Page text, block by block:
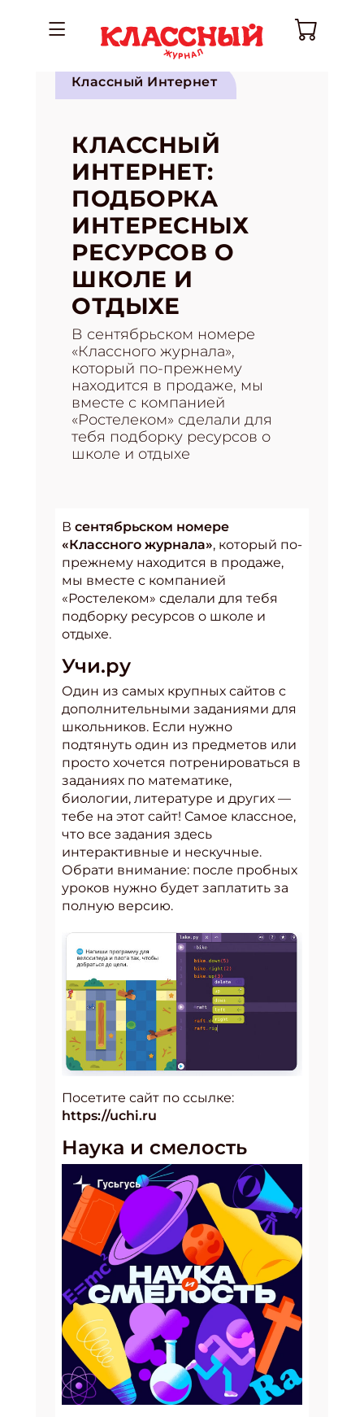
Классный Интернет
КЛАССНЫЙ
ИНТЕРНЕТ:
ПОДБОРКА
ИНТЕРЕСНЫХ
РЕСУРСОВ О
ШКОЛЕ И
ОТДЫХЕ
В сентябрьском номере
«Классного журнала»,
который по-прежнему
находится в продаже, мы
вместе с компанией
«Ростелеком» сделали для
тебя подборку ресурсов о
школе и отдыхе
В сентябрьском номере
«Классного журнала», который по-
прежнему находится в продаже,
мы вместе с компанией
«Ростелеком» сделали для тебя
подборку ресурсов о школе и
отдыхе.
Учи.ру
Один из самых крупных сайтов с
дополнительными заданиями для
школьников. Если нужно
подтянуть один из предметов или
просто хочется потренироваться в
заданиях по математике,
биологии, литературе и других —
тебе на этот сайт! Самое классное,
что все задания здесь
интерактивные и нескучные.
Обрати внимание: после пробных
уроков нужно будет заплатить за
полную версию.
Посетите сайт по ссылке:
https://uchi.ru
Наука и смелость